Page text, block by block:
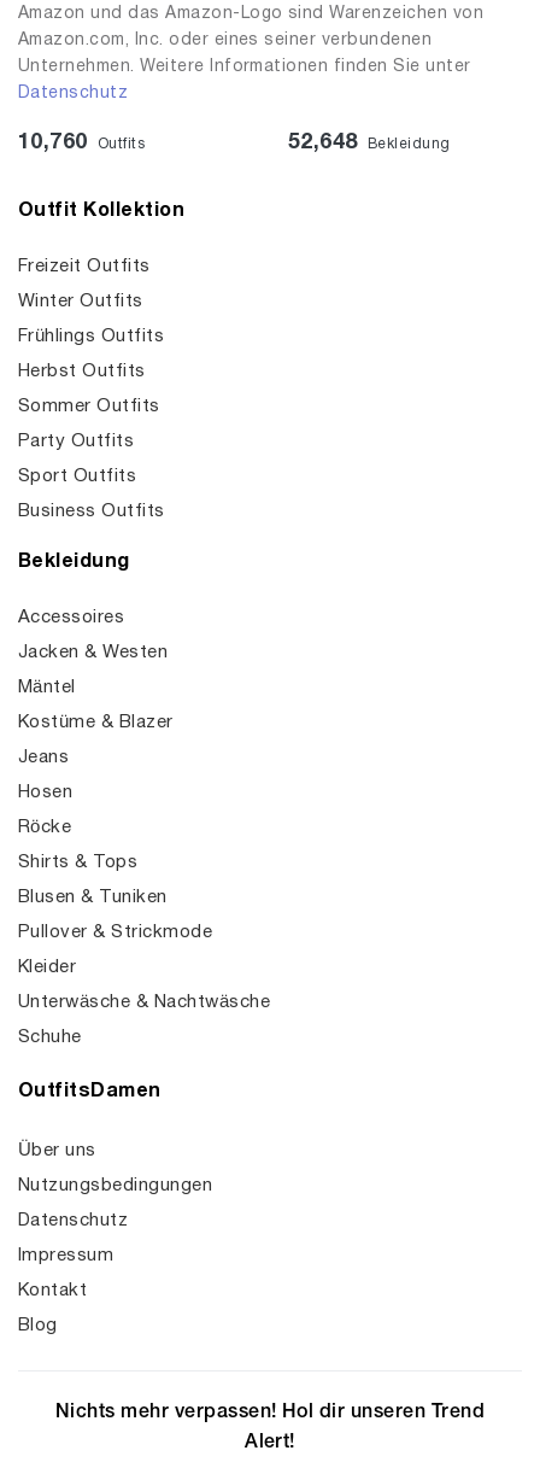
Amazon und das Amazon-Logo sind Warenzeichen von
Amazon.com, Inc. oder eines seiner verbundenen
Unternehmen. Weitere Informationen finden Sie unter
Datenschutz
10,760 Outfits 52,648 Bekleidung
Outfit Kollektion
Freizeit Outfits
Winter Outfits
Frühlings Outfits
Herbst Outfits
Sommer Outfits
Party Outfits
Sport Outfits
Business Outfits
Bekleidung
Accessoires
Jacken & Westen
Mäntel
Kostüme & Blazer
Jeans
Hosen
Röcke
Shirts & Tops
Blusen & Tuniken
Pullover & Strickmode
Kleider
Unterwäsche & Nachtwäsche
Schuhe
OutfitsDamen
Über uns
Nutzungsbedingungen
Datenschutz
Impressum
Kontakt
Blog
Nichts mehr verpassen! Hol dir unseren Trend
Alert!